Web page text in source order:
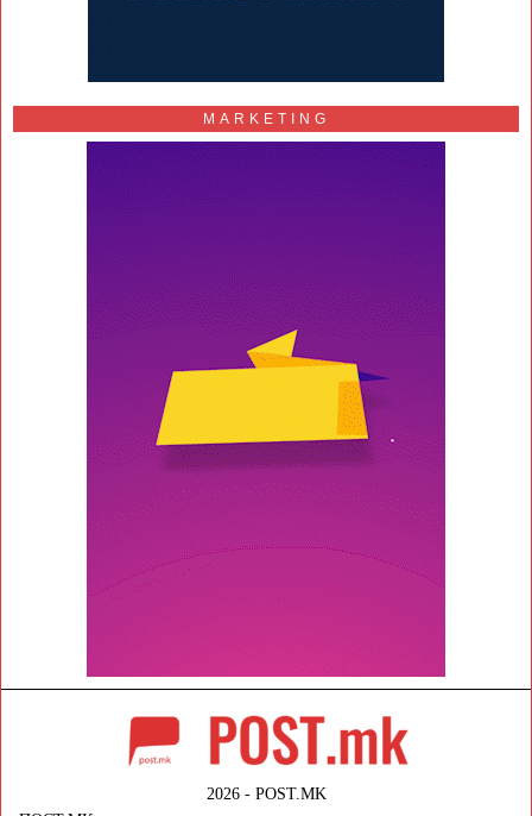
MARKETING
2026 - POST.MK